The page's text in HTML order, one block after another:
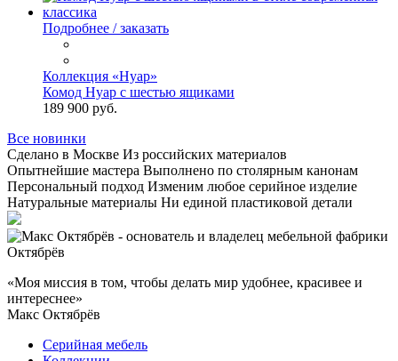
Подробнее / заказать
Коллекция «Нуар»
Комод Нуар с шестью ящиками
189 900 руб.
Все новинки
Сделано в Москве Из российских материалов
Опытнейшие мастера Выполнено по столярным канонам
Персональный подход Изменим любое серийное изделие
Натуральные материалы Ни единой пластиковой детали
«Моя миссия в том, чтобы делать мир удобнее, красивее и
интереснее»
Макс Октябрёв
Серийная мебель